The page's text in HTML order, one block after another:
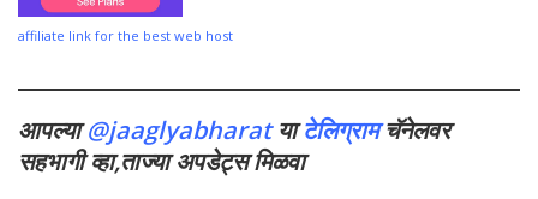
affiliate link for the best web host
आपल्या@jaaglyabharatयाटेलिग्रामचॅनेलवर
सहभागी व्हा,ताज्या अपडेट्स मिळवा